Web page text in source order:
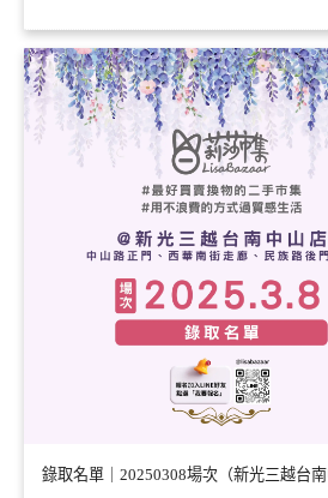
錄取名單｜20250308場次（新光三越台南